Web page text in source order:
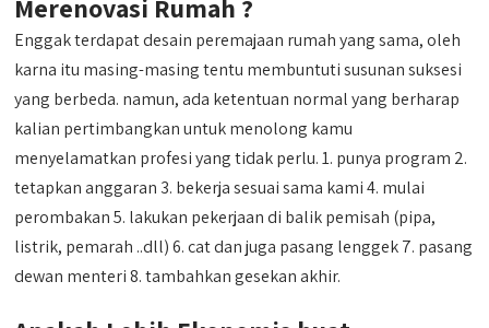
Merenovasi Rumah ?
Enggak terdapat desain peremajaan rumah yang sama, oleh
karna itu masing-masing tentu membuntuti susunan suksesi
yang berbeda. namun, ada ketentuan normal yang berharap
kalian pertimbangkan untuk menolong kamu
menyelamatkan profesi yang tidak perlu. 1. punya program 2.
tetapkan anggaran 3. bekerja sesuai sama kami 4. mulai
perombakan 5. lakukan pekerjaan di balik pemisah (pipa,
listrik, pemarah ..dll) 6. cat dan juga pasang lenggek 7. pasang
dewan menteri 8. tambahkan gesekan akhir.